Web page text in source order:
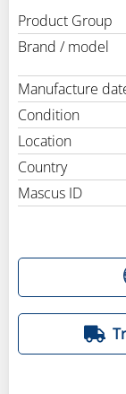
Product Group
Brand / model
Manufacture
Condition
Location
Country
Mascus ID